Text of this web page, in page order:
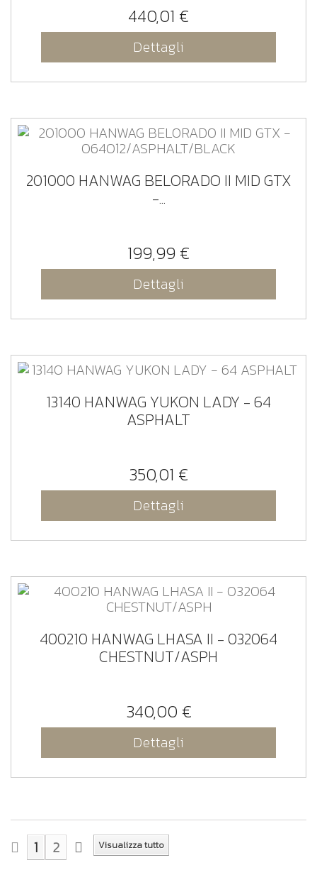
440,01 €
Dettagli
201000 HANWAG BELORADO II MID GTX
-...
199,99 €
Dettagli
13140 HANWAG YUKON LADY - 64
ASPHALT
350,01 €
Dettagli
400210 HANWAG LHASA II - 032064
CHESTNUT/ASPH
340,00 €
Dettagli
Visualizza tutto
1
2